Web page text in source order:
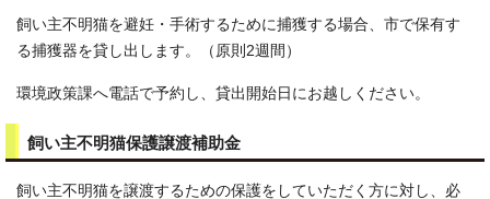
飼い主不明猫を避妊・手術するために捕獲する場合、市で保有す
る捕獲器を貸し出します。（原則2週間）
環境政策課へ電話で予約し、貸出開始日にお越しください。
飼い主不明猫保護譲渡補助金
飼い主不明猫を譲渡するための保護をしていただく方に対し、必